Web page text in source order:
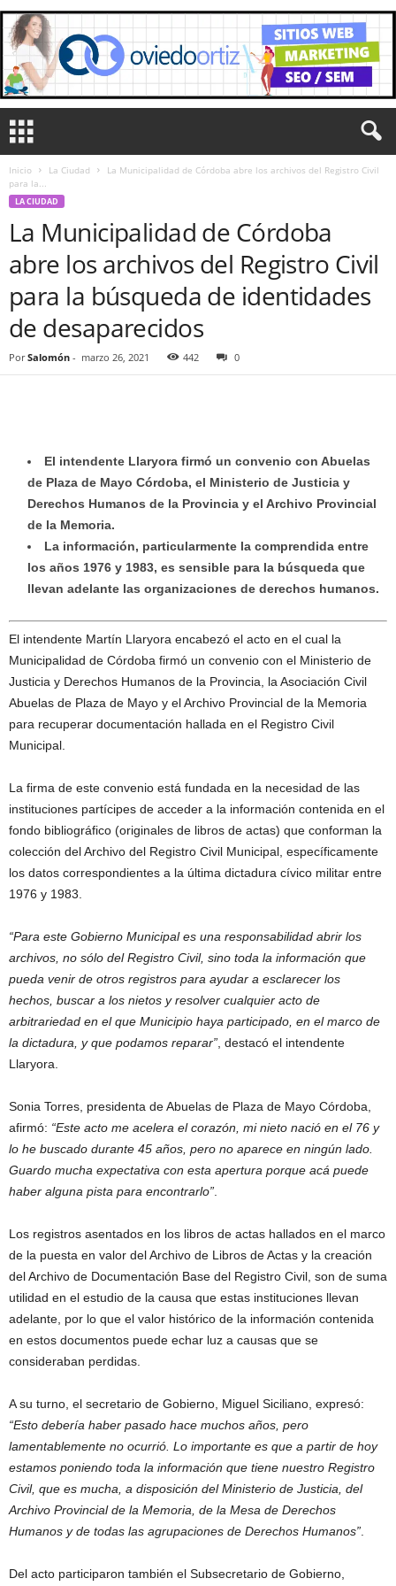
Inicio La Ciudad
La Municipalidad de Córdoba abre los archivos del Registro Civil
para la...
LA CIUDAD
La Municipalidad de Córdoba
abre los archivos del Registro Civil
para la búsqueda de identidades
de desaparecidos
Por Salomón - marzo 26, 2021 442 0
El intendente Llaryora firmó un convenio con Abuelas
de Plaza de Mayo Córdoba, el Ministerio de Justicia y
Derechos Humanos de la Provincia y el Archivo Provincial
de la Memoria.
La información, particularmente la comprendida entre
los años 1976 y 1983, es sensible para la búsqueda que
llevan adelante las organizaciones de derechos humanos.
El intendente Martín Llaryora encabezó el acto en el cual la
Municipalidad de Córdoba firmó un convenio con el Ministerio de
Justicia y Derechos Humanos de la Provincia, la Asociación Civil
Abuelas de Plaza de Mayo y el Archivo Provincial de la Memoria
para recuperar documentación hallada en el Registro Civil
Municipal.
La firma de este convenio está fundada en la necesidad de las
instituciones partícipes de acceder a la información contenida en el
fondo bibliográfico (originales de libros de actas) que conforman la
colección del Archivo del Registro Civil Municipal, específicamente
los datos correspondientes a la última dictadura cívico militar entre
1976 y 1983.
“Para este Gobierno Municipal es una responsabilidad abrir los
archivos, no sólo del Registro Civil, sino toda la información que
pueda venir de otros registros para ayudar a esclarecer los
hechos, buscar a los nietos y resolver cualquier acto de
arbitrariedad en el que Municipio haya participado, en el marco de
la dictadura, y que podamos reparar” , destacó el intendente
Llaryora.
Sonia Torres, presidenta de Abuelas de Plaza de Mayo Córdoba,
afirmó: “Este acto me acelera el corazón, mi nieto nació en el 76 y
lo he buscado durante 45 años, pero no aparece en ningún lado.
Guardo mucha expectativa con esta apertura porque acá puede
haber alguna pista para encontrarlo”
Los registros asentados en los libros de actas hallados en el marco
de la puesta en valor del Archivo de Libros de Actas y la creación
del Archivo de Documentación Base del Registro Civil, son de suma
utilidad en el estudio de la causa que estas instituciones llevan
adelante, por lo que el valor histórico de la información contenida
en estos documentos puede echar luz a causas que se
consideraban perdidas.
A su turno, el secretario de Gobierno, Miguel Siciliano, expresó:
“Esto debería haber pasado hace muchos años, pero
lamentablemente no ocurrió. Lo importante es que a partir de hoy
estamos poniendo toda la información que tiene nuestro Registro
Civil, que es mucha, a disposición del Ministerio de Justicia, del
Archivo Provincial de la Memoria, de la Mesa de Derechos
Humanos y de todas las agrupaciones de Derechos Humanos”
Del acto participaron también el Subsecretario de Gobierno,